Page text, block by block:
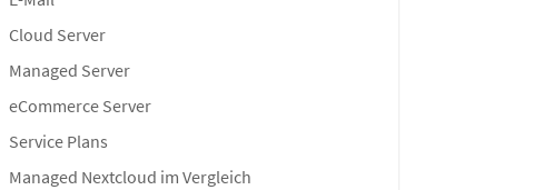
Cloud Server
Managed Server
eCommerce Server
Service Plans
Managed Nextcloud im Vergleich